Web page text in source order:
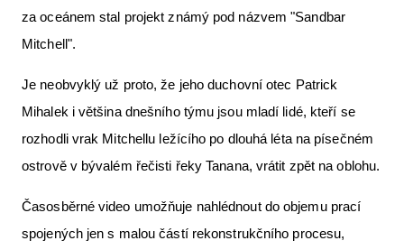
za oceánem stal projekt známý pod názvem "Sandbar
Mitchell".
Je neobvyklý už proto, že jeho duchovní otec Patrick
Mihalek i většina dnešního týmu jsou mladí lidé, kteří se
rozhodli vrak Mitchellu ležícího po dlouhá léta na písečném
ostrově v bývalém řečisti řeky Tanana, vrátit zpět na oblohu.
Časosběrné video umožňuje nahlédnout do objemu prací
spojených jen s malou částí rekonstrukčního procesu,
Série & speciály
Letecká muzea
VFR Communication app
The SAFE Guide app